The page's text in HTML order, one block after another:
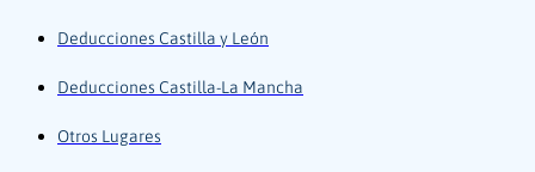
Deducciones Castilla y León
Deducciones Castilla-La Mancha
Otros Lugares